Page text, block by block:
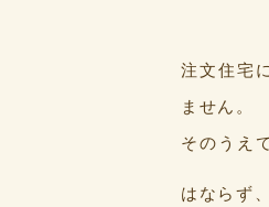
注文住宅
ません。
そのうえ
はならず